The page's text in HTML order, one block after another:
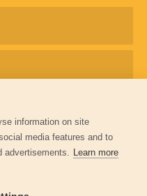
information on site
media features and to
advertisements. Learn more